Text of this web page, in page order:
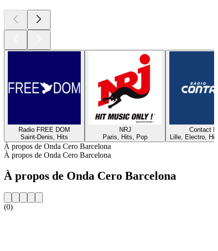
Radio FREE DOM
Saint-Denis, Hits
NRJ
Paris, Hits, Pop
Contact
Lille, Electro,
À propos de Onda Cero Barcelona
À propos de Onda Cero Barcelona
À propos de Onda Cero Barcelona
(0)